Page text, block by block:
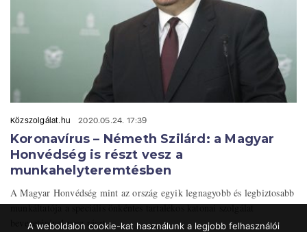
Közszolgálat.hu 2020.05.24. 17:39
Koronavírus – Németh Szilárd: a Magyar
Honvédség is részt vesz a
munkahelyteremtésben
A Magyar Honvédség mint az ország egyik legnagyobb és legbiztosabb
munkáltatója a speciális önkéntes tartalékos katonai szolgálat
bevezetésével vesz részt ...
A weboldalon cookie-kat használunk a legjobb felhasználói